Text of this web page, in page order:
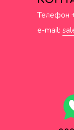
Телефон
e-mail: